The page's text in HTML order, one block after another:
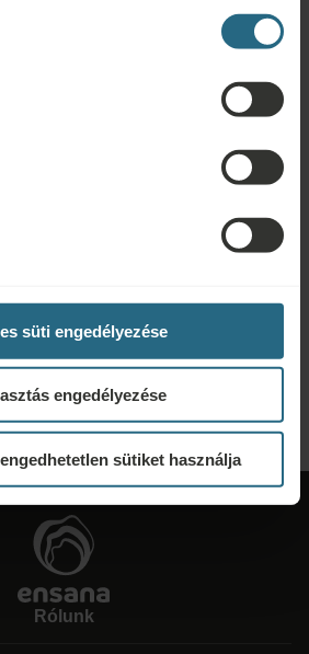
a "Részletek" gombra
süti engedélyezése
engedélyezése
sütiket használja
itt. Ha szeretne csatlakozni
további kedvezményekért, előnyökért, vagy
az alábbi link segítségével, hogy a lehető
Önnek. Szívesen megosztunk minden további
nem talált meg weboldalunkon.
AJÁNLATOT
Rólunk